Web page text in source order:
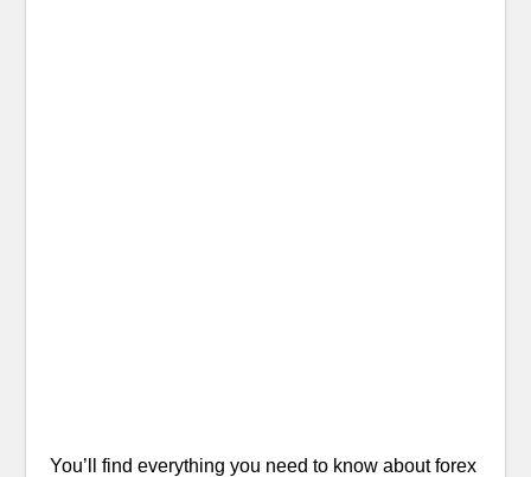
You’ll find everything you need to know about forex